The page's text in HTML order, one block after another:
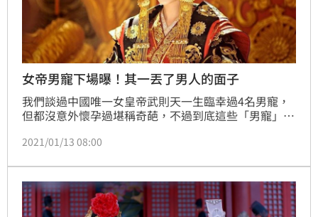
女帝男寵下場曝！其一丟了男人的面子
我們談過中國唯一女皇帝武則天一生臨幸過4名男寵，
但都沒意外懷孕過堪稱奇葩，不過到底這些「男寵」們
人到底有什麼下場。
2021/01/13 08:00